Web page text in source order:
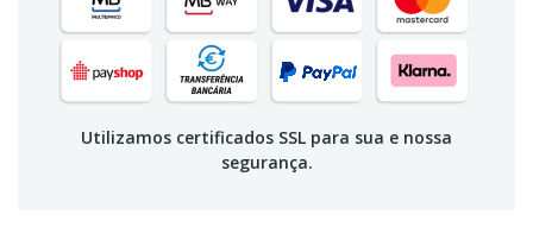
Utilizamos certificados SSL para sua e nossa
segurança.